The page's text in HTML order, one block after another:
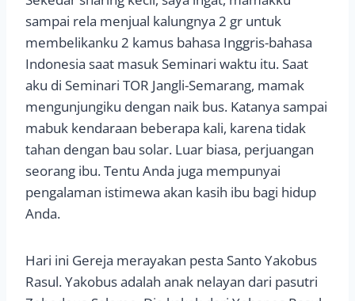
sampai rela menjual kalungnya 2 gr untuk
membelikanku 2 kamus bahasa Inggris-bahasa
Indonesia saat masuk Seminari waktu itu. Saat
aku di Seminari TOR Jangli-Semarang, mamak
mengunjungiku dengan naik bus. Katanya sampai
mabuk kendaraan beberapa kali, karena tidak
tahan dengan bau solar. Luar biasa, perjuangan
seorang ibu. Tentu Anda juga mempunyai
pengalaman istimewa akan kasih ibu bagi hidup
Anda.
Hari ini Gereja merayakan pesta Santo Yakobus
Rasul. Yakobus adalah anak nelayan dari pasutri